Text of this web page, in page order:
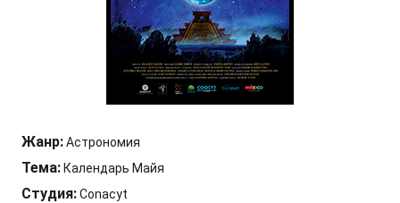
Жанр:Астрономия
Тема:Календарь Майя
Студия:Conacyt